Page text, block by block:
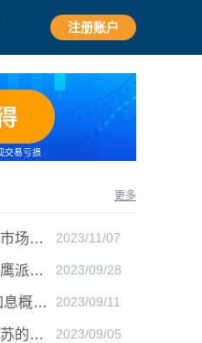
注册账户
更多
AvaTrade：劳动力市场宽松，黄金下跌 2023/11/07
AvaTrade：美联储鹰派言论，黄金价格小幅度波动 2023/09/28
AvaTrade:美联储加息概率上升，黄金震荡短期压力 2023/09/11
AvaTrade：经济复苏的刺激下，黄金保持震荡继续走跌 2023/09/05